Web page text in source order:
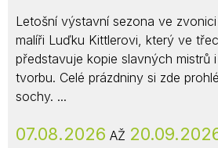
Letošní výstavní sezona ve
malíři Luďku Kittlerovi, který ve
představuje kopie slavných mistrů
tvorbu. Celé prázdniny si zde
sochy. ...
07.08.2026 AŽ